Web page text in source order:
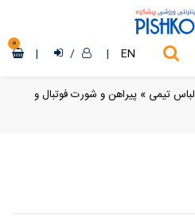
EN
|
/
|
0
لباس تیمی » پیراهن و شورت فوتبال و